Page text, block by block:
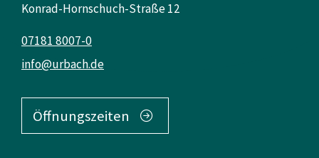
Konrad-Hornschuch-Straße 12
info@urbach.de
07181 8007-0
Öffnungszeiten